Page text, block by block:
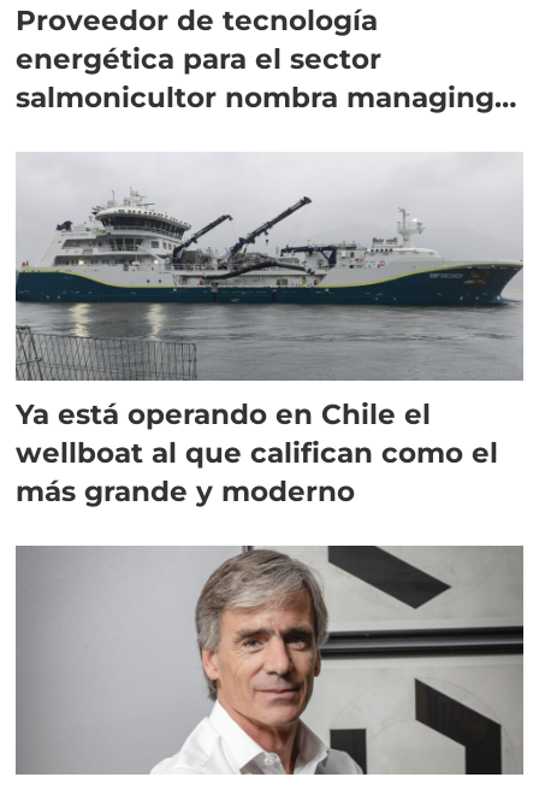
Proveedor de tecnología
energética para el sector
salmonicultor nombra managing
Ya está operando en Chile el
wellboat al que califican como el
más grande y moderno